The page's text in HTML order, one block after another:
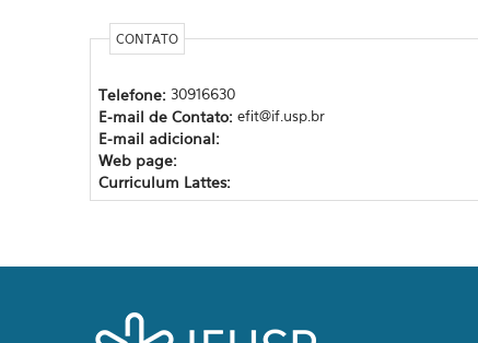
CONTATO
Telefone: 30916630
E-mail de Contato: efit@if.usp.br
E-mail adicional:
Web page:
Curriculum Lattes: